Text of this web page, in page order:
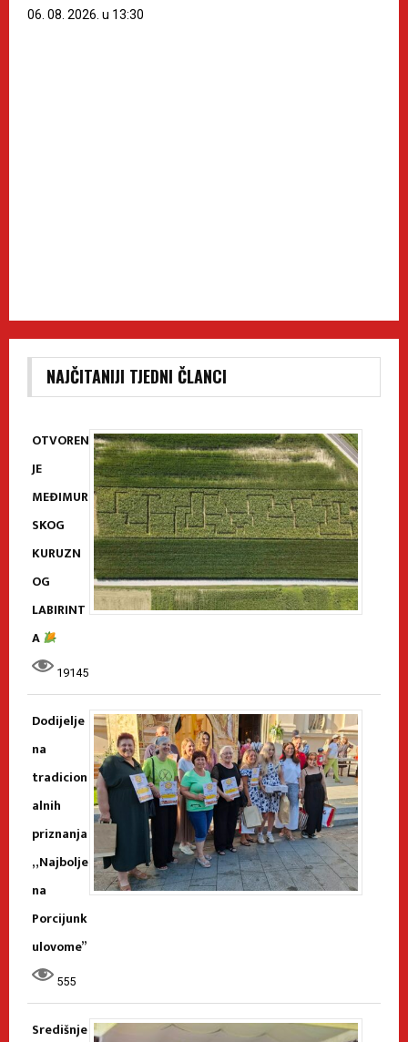
06. 08. 2026. u 13:30
NAJČITANIJI TJEDNI ČLANCI
OTVOREN
JE
MEĐIMUR
SKOG
KURUZN
OG
LABIRINT
A
19145
Dodijelje
na
tradicion
alnih
priznanja
„Najbolje
na
Porcijunk
ulovome”
555
Središnje